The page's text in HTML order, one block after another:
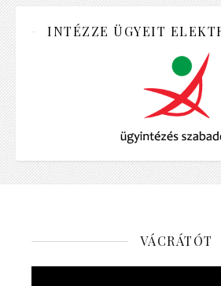
INTÉZZE ÜGYEIT
VÁCRÁTÓT